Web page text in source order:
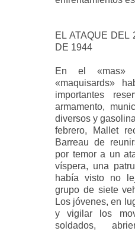
EL ATAQUE DEL
DE 1944
En el «mas»
«maquisards»
importantes
armamento,
diversos y
febrero, Mallet
Barreau de
por temor a un
víspera, una
había visto no
grupo de siete
Los jóvenes, en
y vigilar los
soldados,